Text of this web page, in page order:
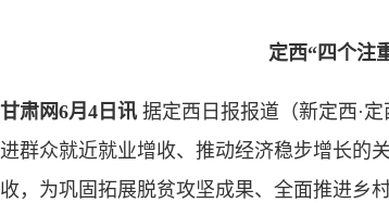
定西“四个注
肃网6月4日讯 据定西日报报道（新定西·
群众就近就业增收、推动经济稳步增长的
，为巩固拓展脱贫攻坚成果、全面推进乡